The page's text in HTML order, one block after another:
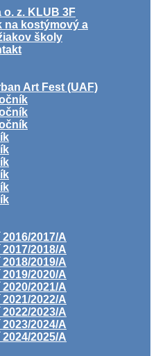
o. z. KLUB 3F
na kostýmový a
školy
Art Fest (UAF)
2017/A
2018/A
2019/A
2020/A
2021/A
2022/A
2023/A
2024/A
2025/A